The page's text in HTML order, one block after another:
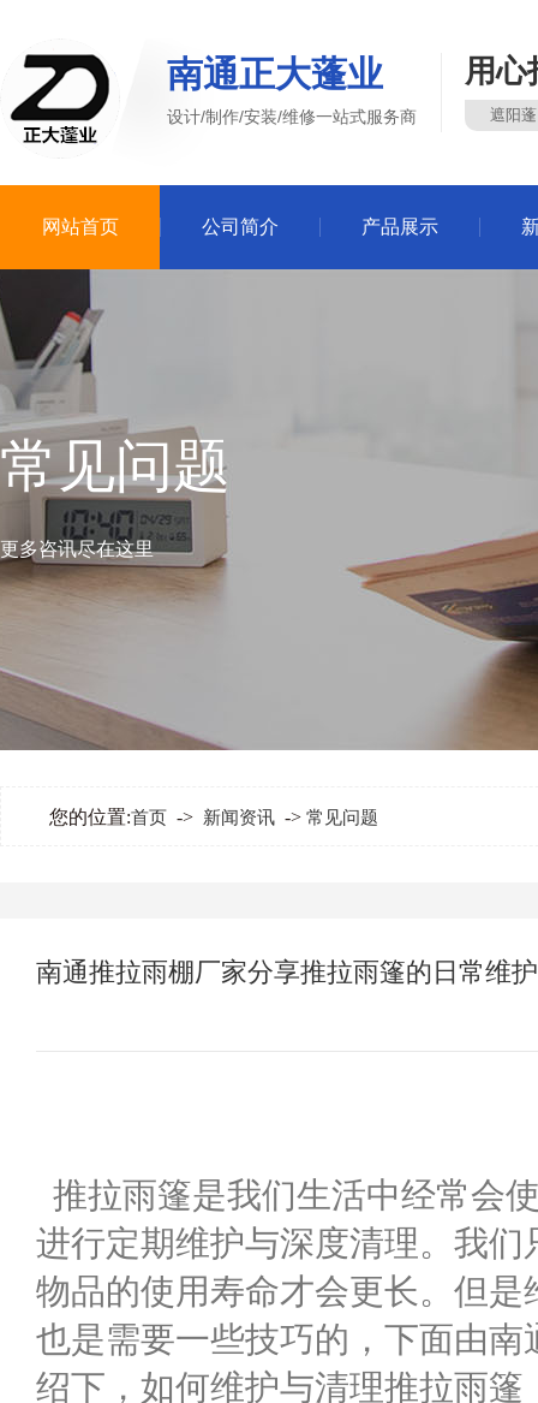
南通正大蓬业
设计/制作/安装/维修一站式服务商
用心
遮阳蓬
网站首页 公司简介 产品展示
常见问题
更多咨讯尽在这里
您的位置:首页 -> 新闻资讯 -> 常见问题
南通推拉雨棚厂家分享推拉雨篷的日常维
推拉雨篷是我们生活中经常会
进行定期维护与深度清理。我
物品的使用寿命才会更长。但
也是需要一些技巧的，下面由
绍下，如何维护与清理推拉雨篷